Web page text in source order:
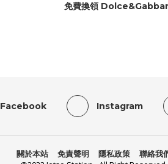
免費換領
Facebook Instagram
關於本站 免責聲明 隱私政策
聯絡我